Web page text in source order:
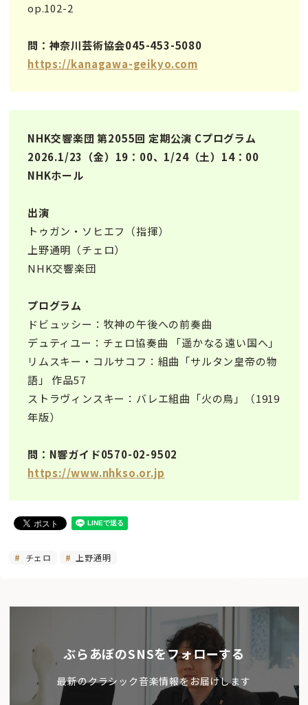
op.102-2
問：神奈川芸術協会045-453-5080
https://kanagawa-geikyo.com
NHK交響楽団 第2055回 定期公演 Cプログラム
2026.1/23（⾦）19：00、1/24（⼟）14：00
NHKホール
出演
トゥガン・ソヒエフ（指揮）
上野通明（チェロ）
NHK交響楽団
プログラム
ドビュッシー：牧神の午後への前奏曲
デュティユー：チェロ協奏曲 「遥かなる遠い国へ」
リムスキー・コルサコフ：組曲「サルタン皇帝の物
語」 作品57
ストラヴィンスキー：バレエ組曲「火の鳥」（1919
年版）
問：N響ガイド0570-02-9502
https://www.nhkso.or.jp
チェロ 上野通明
ぶらあぼのSNSをフォローする
最新のクラシック音楽情報をお届けします